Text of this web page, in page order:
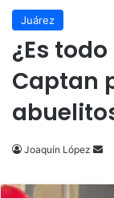
Juárez
¿Es
Captan
Joaquín López